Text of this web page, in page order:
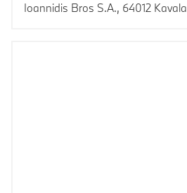
Ioannidis Bros S.A., 64012 Kavala